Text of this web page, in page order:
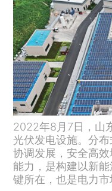
2022年8月7日，山
光伏发电设施。分
协调发展，安全高
能力，是构建以新
键所在，也是电力市